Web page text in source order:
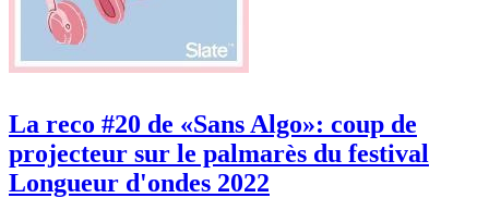
La reco #20 de «Sans Algo»: coup de
projecteur sur le palmarès du festival
Longueur d'ondes 2022